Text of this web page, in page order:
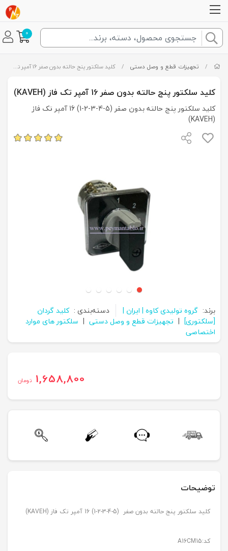
0
/ تجهیزات قطع و وصل دستی / کلید سلکتور پنج حالته بدون صفر 16 آمپر تک فاز (KAVEH)
کلید سلکتور پنج حالته بدون صفر 16 آمپر تک فاز (KAVEH)
کلید سلکتور پنج حالته بدون صفر (5-4-3-2-1) 16 آمپر تک فاز
(KAVEH)
برند: گروه تولیدی کاوه | ایران | دسته‌بندی : کلید گردان
[سلکتوری] | تجهیزات قطع و وصل دستی | سلکتور های موارد
اختصاصی
1,658,800 تومان
توضیحات
کلید سلکتور پنج حالته بدون صفر (5-4-3-2-1) 16 آمپر تک فاز (KAVEH)
کد:A16CM15